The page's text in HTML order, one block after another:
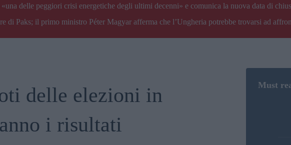
delle peggiori crisi energetiche degli ultimi decenni» e comunica la nuova data di
di Paks; il primo ministro Péter Magyar afferma che l’Ungheria potrebbe trovarsi ad
delle elezioni in
i risultati